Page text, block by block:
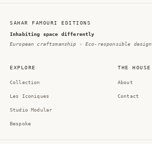
SAHAR FAMOURI EDITIONS
Inhabiting space differently
European craftsmanship · Eco-responsible design
EXPLORE
Collection
Les Iconiques
Studio Modular
Bespoke
THE HOUSE
About
Contact